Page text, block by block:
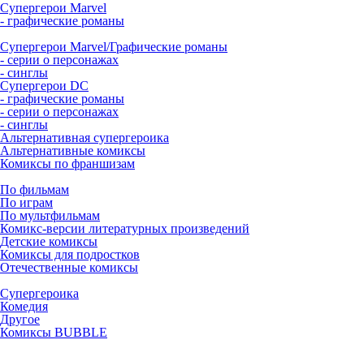
Супергерои Marvel
- графические романы
Супергерои Marvel/Графические романы
- серии о персонажах
- синглы
Супергерои DC
- графические романы
- серии о персонажах
- синглы
Альтернативная супергероика
Альтернативные комиксы
Комиксы по франшизам
По фильмам
По играм
По мультфильмам
Комикс-версии литературных произведений
Детские комиксы
Комиксы для подростков
Отечественные комиксы
Супергероика
Комедия
Другое
Комиксы BUBBLE